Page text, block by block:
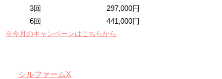
3回
297,000円
6回
441,000円
※今月のキャンペーンはこちらから
シルファームX